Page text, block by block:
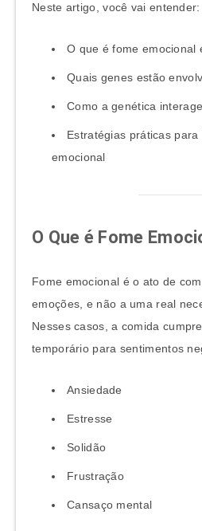
Neste artigo, você vai entender:
O que é fome emocional
Quais genes estão
Como a genética
Estratégias práticas
emocional
O Que é Fome
Fome emocional é o ato de
emoções, e não a uma real
Nesses casos, a comida
temporário para sentimentos
Ansiedade
Estresse
Solidão
Frustração
Cansaço mental